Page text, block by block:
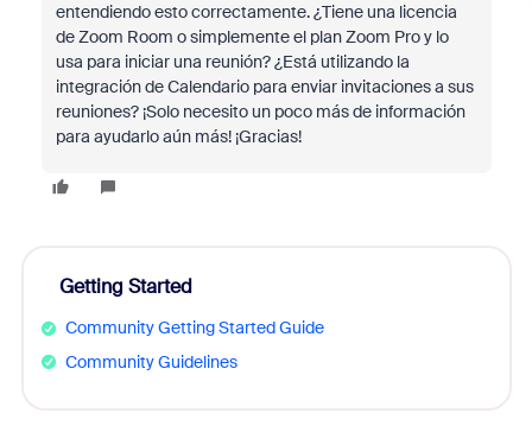
entendiendo esto correctamente. ¿Tiene una licencia
de Zoom Room o simplemente el plan Zoom Pro y lo
usa para iniciar una reunión? ¿Está utilizando la
integración de Calendario para enviar invitaciones a sus
reuniones? ¡Solo necesito un poco más de información
para ayudarlo aún más! ¡Gracias!
Getting Started
Community Getting Started Guide
Community Guidelines